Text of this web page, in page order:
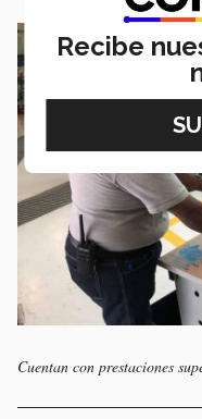
Cuentan con prestaciones
Recibe